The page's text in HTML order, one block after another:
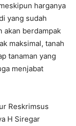
harganya
yang sudah
akan berdampak
maksimal, tanah
tanaman yang
menjabat
Reskrimsus
H Siregar